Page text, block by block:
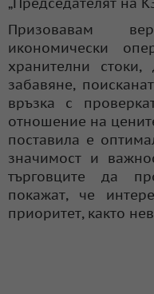
Призовавам
икономически
хранителни
забавяне,
връзка с
отношение на
поставила е
значимост и
търговците да
покажат, че
приоритет, както